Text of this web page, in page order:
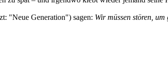
"Neue Generation") sagen: Wir müssen stören,